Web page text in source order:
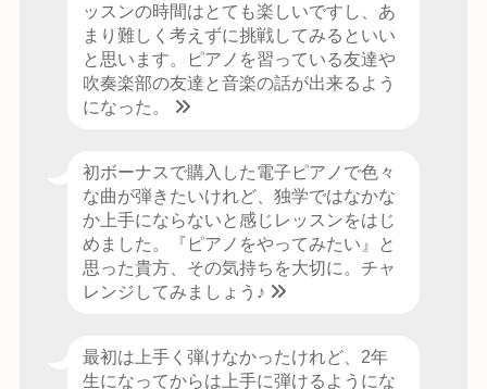
ッスンの時間はとても楽しいですし、あ
まり難しく考えずに挑戦してみるといい
と思います。ピアノを習っている友達や
吹奏楽部の友達と音楽の話が出来るよう
になった。
初ボーナスで購入した電子ピアノで色々
な曲が弾きたいけれど、独学ではなかな
か上手にならないと感じレッスンをはじ
めました。『ピアノをやってみたい』と
思った貴方、その気持ちを大切に。チャ
レンジしてみましょう♪
最初は上手く弾けなかったけれど、2年
生になってからは上手に弾けるようにな